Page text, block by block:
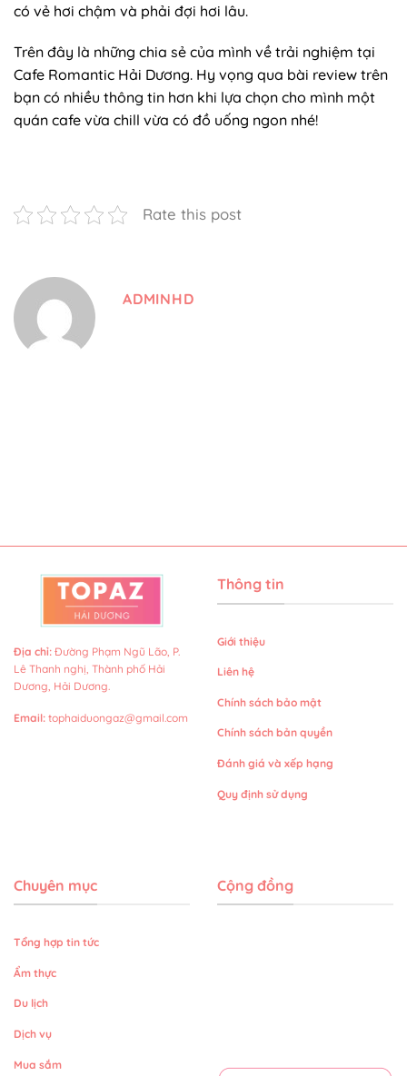
có vẻ hơi chậm và phải đợi hơi lâu.
Trên đây là những chia sẻ của mình về trải nghiệm tại
Cafe Romantic Hải Dương. Hy vọng qua bài review trên
bạn có nhiều thông tin hơn khi lựa chọn cho mình một
quán cafe vừa chill vừa có đồ uống ngon nhé!
Rate this post
ADMINHD
Địa chỉ: Đường Phạm Ngũ Lão, P.
Lê Thanh nghị, Thành phố Hải
Dương, Hải Dương.
Email: tophaiduongaz@gmail.com
Thông tin
Giới thiệu
Liên hệ
Chính sách bảo mật
Chính sách bản quyền
Đánh giá và xếp hạng
Quy định sử dụng
Chuyên mục
Tổng hợp tin tức
Ẩm thực
Du lịch
Dịch vụ
Mua sắm
Cộng đồng